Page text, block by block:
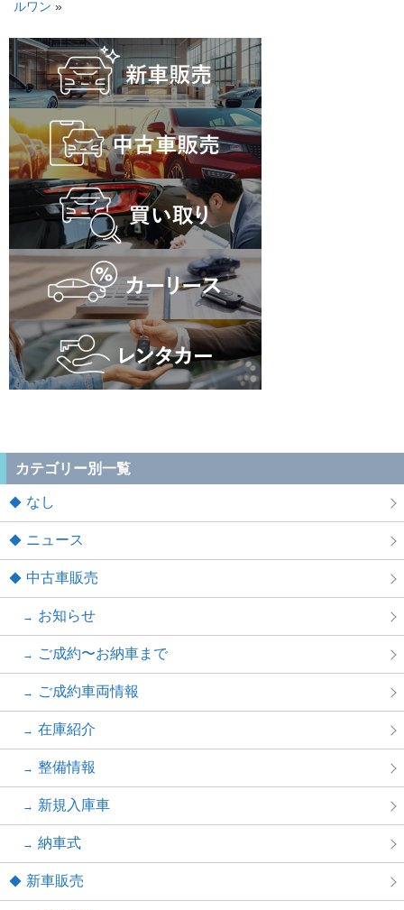
ルワン »
カテゴリー別一覧
なし
ニュース
中古車販売
お知らせ
ご成約〜お納車まで
ご成約車両情報
在庫紹介
整備情報
新規入庫車
納車式
新車販売